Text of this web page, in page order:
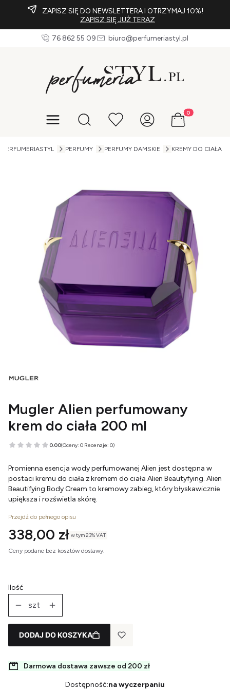
ZAPISZ SIĘ DO NEWSLETTERA I OTRZYMAJ 10%!
ZAPISZ SIĘ JUŻ TERAZ
76 862 55 09 biuro@perfumeriastyl.pl
Otwórz wyszukiwarkę Produkty w
PERFUMERIASTYL PERFUMY PERFUMY DAMSKIE KREMY DO CIAŁA
Mugler Alien perfumowany
krem do ciała 200 ml
0.00(Oceny: 0 Recenzje: 0)
Promienna esencja wody perfumowanej Alien jest dostępna w
postaci kremu do ciała z kremem do ciała Alien Beautyfying. Alien
Beautifying Body Cream to kremowy zabieg, który błyskawicznie
upiększa i rozświetla skórę.
Przejdź do pełnego opisu
Cena
338,00 zł w tym 23% VAT
w tym23%VAT
Ceny podane bez kosztów dostawy.
Ilość
szt
DODAJ DO KOSZYKA
Darmowa dostawa zawsze od 200 zł
Dostępność:na wyczerpaniu